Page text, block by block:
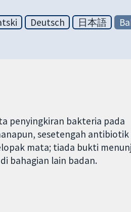
Deutsch 日本語
penyingkiran bakteria pada
sesetengah
mata; tiada bukti
bahagian lain badan.